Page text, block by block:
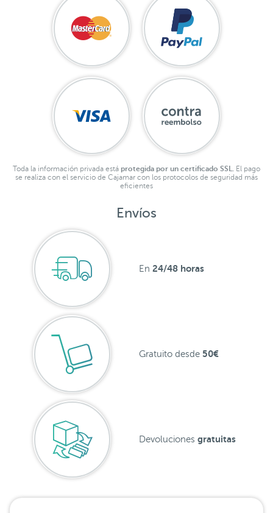
Toda la información privada está protegida por un certificado SSL.
El pago
se realiza con el servicio de Cajamar con los protocolos de seguridad más
eficientes
Envíos
En 24/48 horas
Gratuito desde 50€
Devoluciones gratuitas